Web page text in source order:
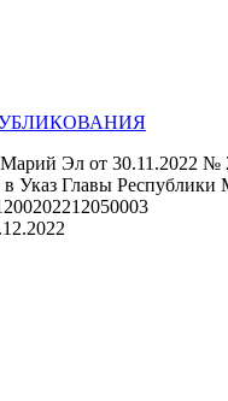
Эл от 30.11.2022 №
Указ Главы